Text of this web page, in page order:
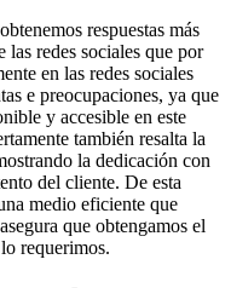
respuestas más
las redes sociales que por
en las redes sociales
e preocupaciones, ya que
y accesible en este
también resalta la
la dedicación con
del cliente. De esta
medio eficiente que
que obtengamos el
requerimos.